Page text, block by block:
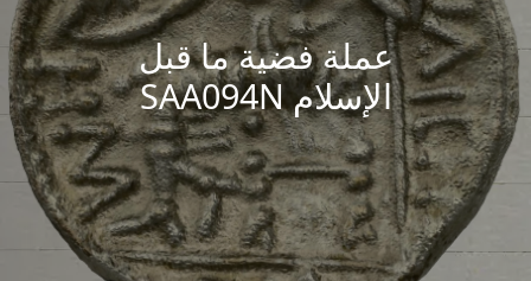
عملة فضية ما قبل
الإسلام SAA094N